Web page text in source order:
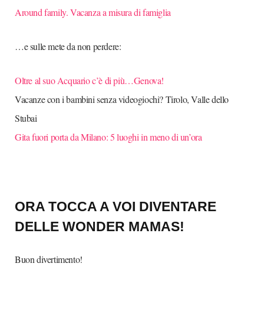
Around family. Vacanza a misura di famiglia
…e sulle mete da non perdere:
Oltre al suo Acquario c’è di più…Genova!
Vacanze con i bambini senza videogiochi? Tirolo, Valle dello
Stubai
Gita fuori porta da Milano: 5 luoghi in meno di un’ora
ORA TOCCA A VOI DIVENTARE
DELLE WONDER MAMAS!
Buon divertimento!